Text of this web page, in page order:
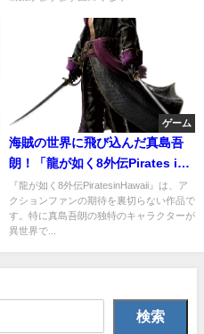
ゲーム
海賊の世界に飛び込んだ真島吾
朗！「龍が如く8外伝Pirates in
Hawaii」の全貌
『龍が如く8外伝PiratesinHawaii』は、ア
クションファンの期待を裏切らない作品で
す。特に真島吾朗の独特のキャラクターが
異世界で...
検索